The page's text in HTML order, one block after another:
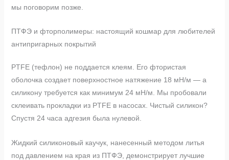
мы поговорим позже.
ПТФЭ и фторполимеры: настоящий кошмар для любителей
антипригарных покрытий
PTFE (тефлон) не поддается клеям. Его фтористая
оболочка создает поверхностное натяжение 18 мН/м — а
силикону требуется как минимум 24 мН/м. Мы пробовали
склеивать прокладки из PTFE в насосах. Чистый силикон?
Спустя 24 часа адгезия была нулевой.
Жидкий силиконовый каучук, нанесенный методом литья
под давлением на края из ПТФЭ, демонстрирует лучшие